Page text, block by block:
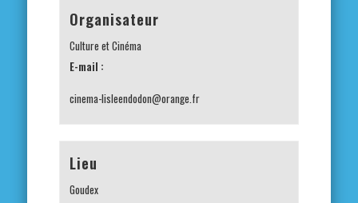
Organisateur
Culture et Cinéma
E-mail :
cinema-lisleendodon@orange.fr
Lieu
Goudex